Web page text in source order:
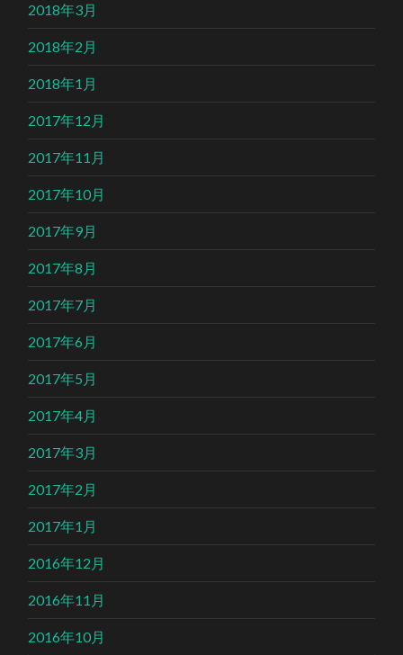
2018年3月
2018年2月
2018年1月
2017年12月
2017年11月
2017年10月
2017年9月
2017年8月
2017年7月
2017年6月
2017年5月
2017年4月
2017年3月
2017年2月
2017年1月
2016年12月
2016年11月
2016年10月